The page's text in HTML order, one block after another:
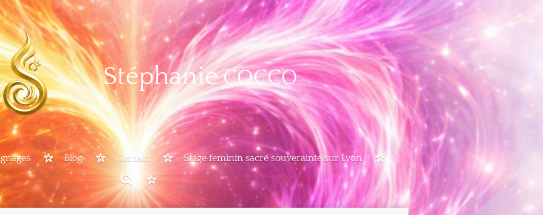
StéphanieCOCCO
Blog Contact Stage feminin sacré souverainté sur Lyon